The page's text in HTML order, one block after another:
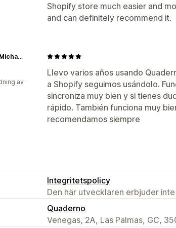
Shopify store much easier and
and can definitely recommend it.
Llevo varios años usando
a Shopify seguimos usándolo.
sincroniza muy bien y si tienes
rápido. También funciona muy
recomendamos siempre
Los Consejos de Michael
av
Integritetspolicy
Den här utvecklaren erbjuder
Quaderno
Venegas, 2A, Las Palmas, GC,